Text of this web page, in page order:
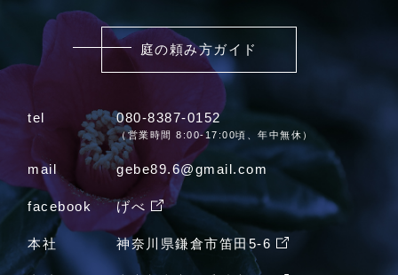
庭の頼み方ガイド
tel 080-8387-0152
（営業時間 8:00-17:00頃、年中無休）
mail gebe89.6@gmail.com
facebook げべ
本社 神奈川県鎌倉市笛田5-6